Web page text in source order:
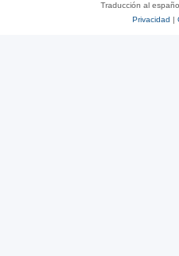
Traducción al
Privacidad |